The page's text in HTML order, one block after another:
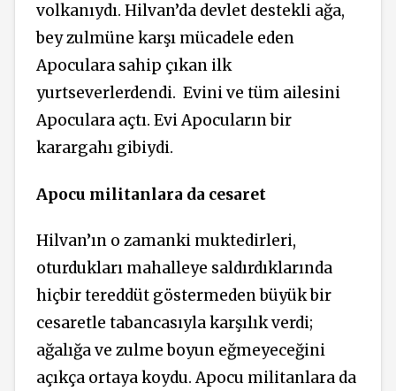
volkanıydı. Hilvan’da devlet destekli ağa,
bey zulmüne karşı mücadele eden
Apoculara sahip çıkan ilk
yurtseverlerdendi. Evini ve tüm ailesini
Apoculara açtı. Evi Apocuların bir
karargahı gibiydi.
Apocu militanlara da cesaret
Hilvan’ın o zamanki muktedirleri,
oturdukları mahalleye saldırdıklarında
hiçbir tereddüt göstermeden büyük bir
cesaretle tabancasıyla karşılık verdi;
ağalığa ve zulme boyun eğmeyeceğini
açıkça ortaya koydu. Apocu militanlara da